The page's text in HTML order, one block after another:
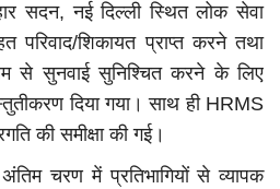
सदन, नई दिल्ली स्थित लोक सेवा
शिकायत प्राप्त करने तथा
से सुनवाई सुनिश्चित करने के लिए
दिया गया। साथ ही HRMS
की समीक्षा की गई।
चरण में प्रतिभागियों से व्यापक